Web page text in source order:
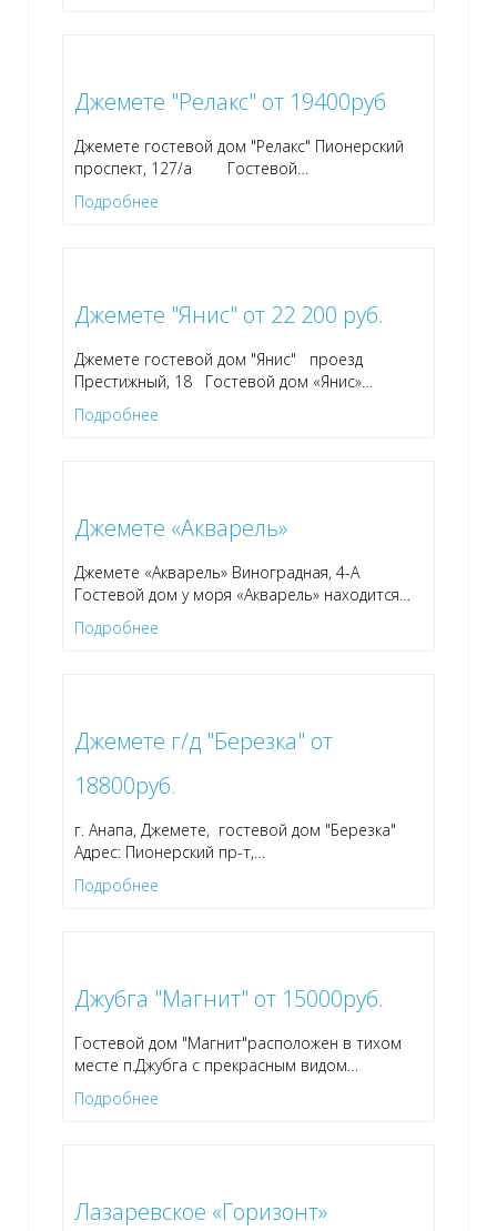
Джемете "Релакс" от 19400руб
Джемете гостевой дом "Релакс" Пионерский
проспект, 127/а Гостевой…
Подробнее
Джемете "Янис" от 22 200 руб.
Джемете гостевой дом "Янис" проезд
Престижный, 18 Гостевой дом «Янис»…
Подробнее
Джемете «Акварель»
Джемете «Акварель» Виноградная, 4-А
Гостевой дом у моря «Акварель» находится…
Подробнее
Джемете г/д "Березка" от
18800руб.
г. Анапа, Джемете, гостевой дом "Березка"
Адрес: Пионерский пр-т,…
Подробнее
Джубга "Магнит" от 15000руб.
Гостевой дом "Магнит"расположен в тихом
месте п.Джубга с прекрасным видом…
Подробнее
Лазаревское «Горизонт»